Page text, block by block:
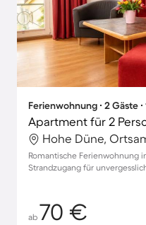
Ferienwohnung ∙ 2 Gäste
Apartment für 2
Hohe Düne,
Romantische Ferienwohnung
Strandzugang für
ab 70 €